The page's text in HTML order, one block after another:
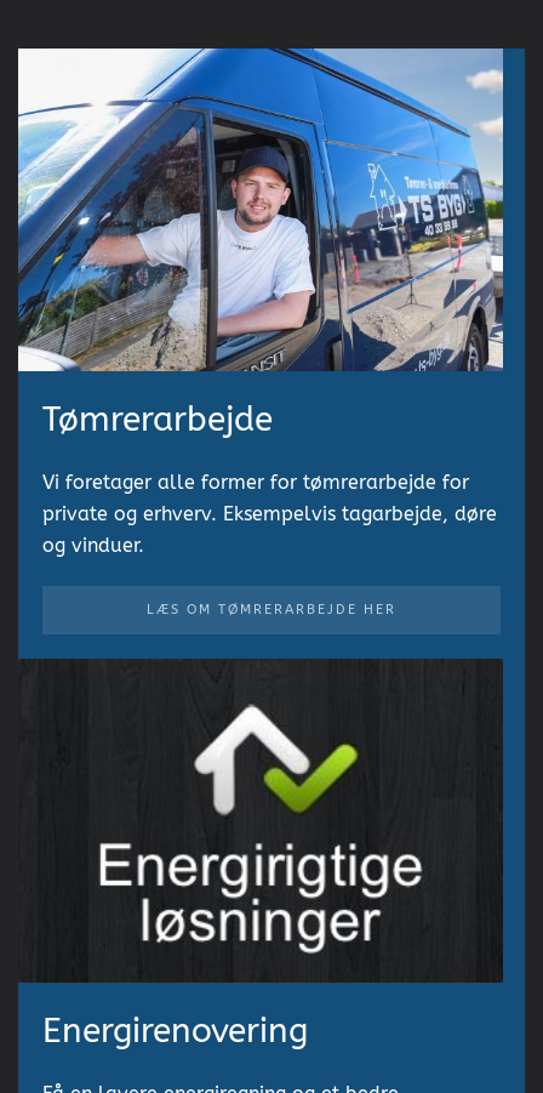
Tømrerarbejde
Vi foretager alle former for tømrerarbejde for
private og erhverv. Eksempelvis tagarbejde, døre
og vinduer.
LÆS OM TØMRERARBEJDE HER
Energirenovering